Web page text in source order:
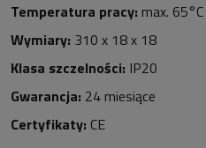
Temperatura pracy: max. 65°C
Wymiary: 310 x 18 x 18
Klasa szczelności: IP20
Gwarancja: 24 miesiące
Certyfikaty: CE